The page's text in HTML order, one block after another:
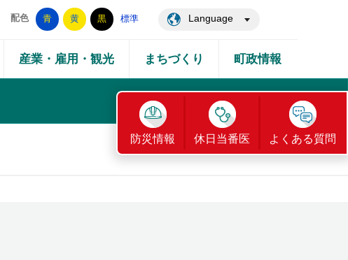
配色 青 黄 黒 標準 Language
産業・雇用・観光 まちづくり 町政情報
防災情報 休日当番医 よくある質問